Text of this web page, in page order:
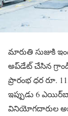
మారుతి సుజుకి
అప్‌డేట్ చేసిన
ప్రారంభ ధర రూ.
ఇప్పుడు 6
వినియోగదారుల